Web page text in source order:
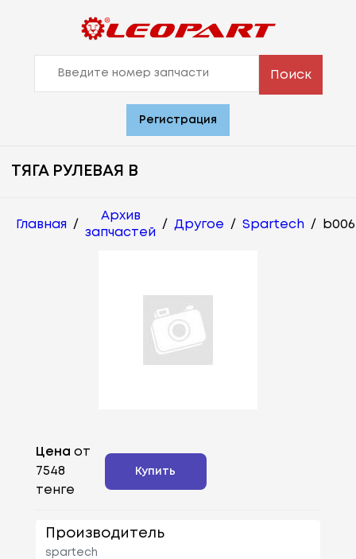
Поиск
Регистрация
ТЯГА РУЛЕВАЯ В
Главная /
Архив
запчастей
/ Другое / Spartech /
Цена от
7548
тенге
Купить
Производитель
spartech